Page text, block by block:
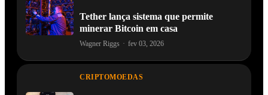
Tether lança sistema que permite
minerar Bitcoin em casa
Wagner Riggs · fev 03, 2026
CRIPTOMOEDAS